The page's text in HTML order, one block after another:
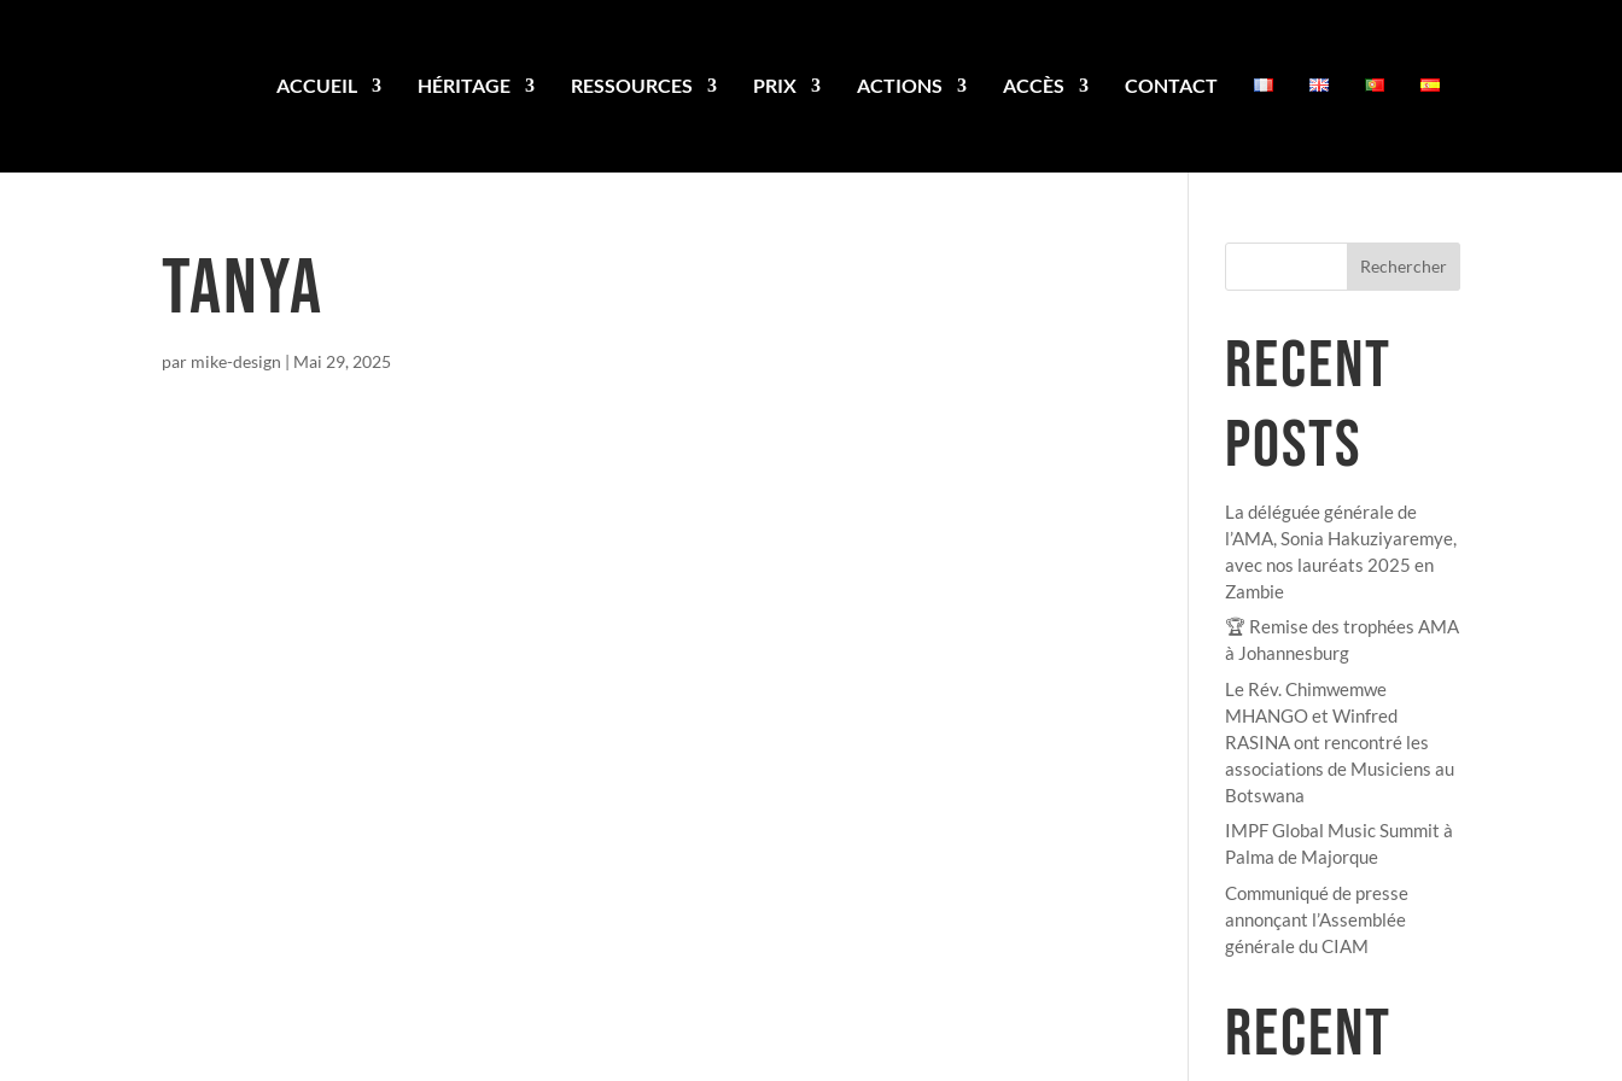
ACCUEIL HÉRITAGE RESSOURCES PRIX ACTIONS ACCÈS CONTACT
TANYA
par mike-design | Mai 29, 2025
Rechercher
RECENT
POSTS
La déléguée générale de
l’AMA, Sonia Hakuziyaremye,
avec nos lauréats 2025 en
Zambie
🏆 Remise des trophées AMA
à Johannesburg
Le Rév. Chimwemwe
MHANGO et Winfred
RASINA ont rencontré les
associations de Musiciens au
Botswana
IMPF Global Music Summit à
Palma de Majorque
Communiqué de presse
annonçant l’Assemblée
générale du CIAM
RECENT